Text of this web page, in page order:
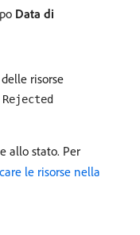
Data di
risorse
Rejected
allo stato. Per
le risorse nella